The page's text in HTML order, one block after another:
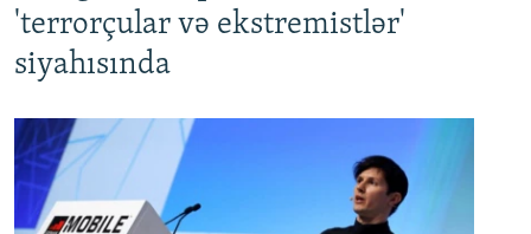
'terrorçular və ekstremistlər'
siyahısında